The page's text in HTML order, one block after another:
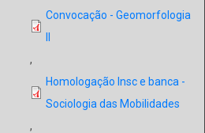
Convocação - Geomorfologia
,
Homologação Insc e banca -
Sociologia das Mobilidades
,